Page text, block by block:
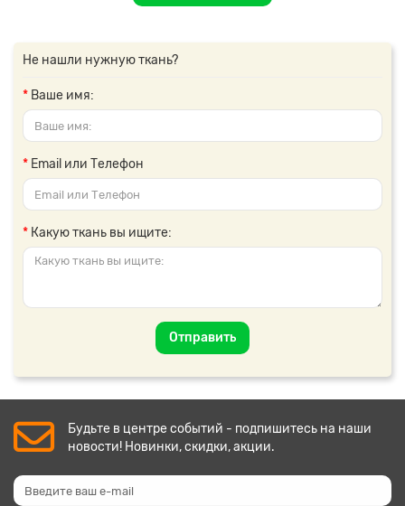
Не нашли нужную ткань?
Ваше имя:
Email или Телефон
Какую ткань вы ищите:
Отправить
Будьте в центре событий - подпишитесь на наши
новости! Новинки, скидки, акции.